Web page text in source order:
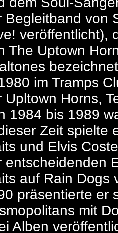
Begleitband von
veröffentlicht),
The Uptown
im Tramps
Upltown Horns,
1984 bis 1989
Zeit spielte
und Elvis
entscheidenden
auf Rain Dogs
präsentierte er
mit
Alben